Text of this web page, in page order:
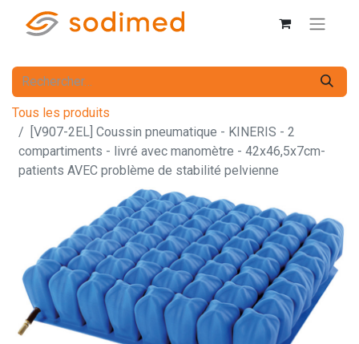
Tous les produits
[V907-2EL] Coussin pneumatique - KINERIS - 2
compartiments - livré avec manomètre - 42x46,5x7cm-
patients AVEC problème de stabilité pelvienne